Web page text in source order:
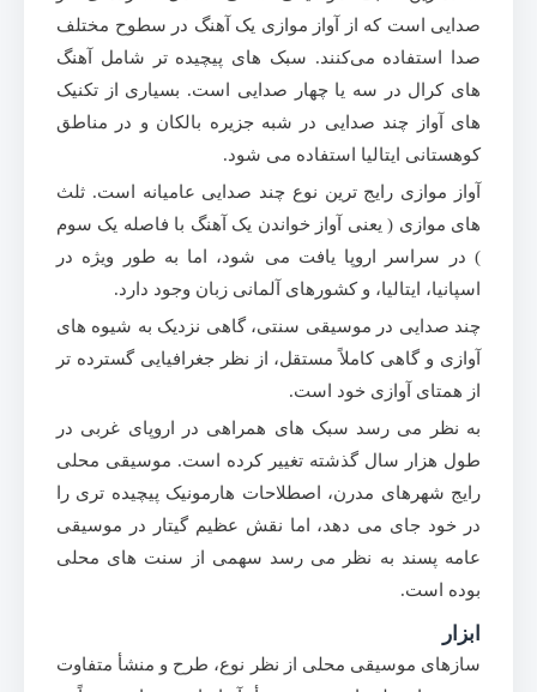
صدایی است که از آواز موازی یک آهنگ در سطوح مختلف
صدا استفاده می‌کنند. سبک های پیچیده تر شامل آهنگ
های کرال در سه یا چهار صدایی است. بسیاری از تکنیک
های آواز چند صدایی در شبه جزیره بالکان و در مناطق
کوهستانی ایتالیا استفاده می شود.
آواز موازی رایج ترین نوع چند صدایی عامیانه است. ثلث
های موازی ( یعنی آواز خواندن یک آهنگ با فاصله یک سوم
) در سراسر اروپا یافت می شود، اما به طور ویژه در
اسپانیا، ایتالیا، و کشورهای آلمانی زبان وجود دارد.
چند صدایی در موسیقی سنتی، گاهی نزدیک به شیوه های
آوازی و گاهی کاملاً مستقل، از نظر جغرافیایی گسترده تر
از همتای آوازی خود است.
به نظر می رسد سبک های همراهی در اروپای غربی در
طول هزار سال گذشته تغییر کرده است. موسیقی محلی
رایج شهرهای مدرن، اصطلاحات هارمونیک پیچیده تری را
در خود جای می دهد، اما نقش عظیم گیتار در موسیقی
عامه پسند به نظر می رسد سهمی از سنت های محلی
بوده است.
ابزار
سازهای موسیقی محلی از نظر نوع، طرح و منشأ متفاوت